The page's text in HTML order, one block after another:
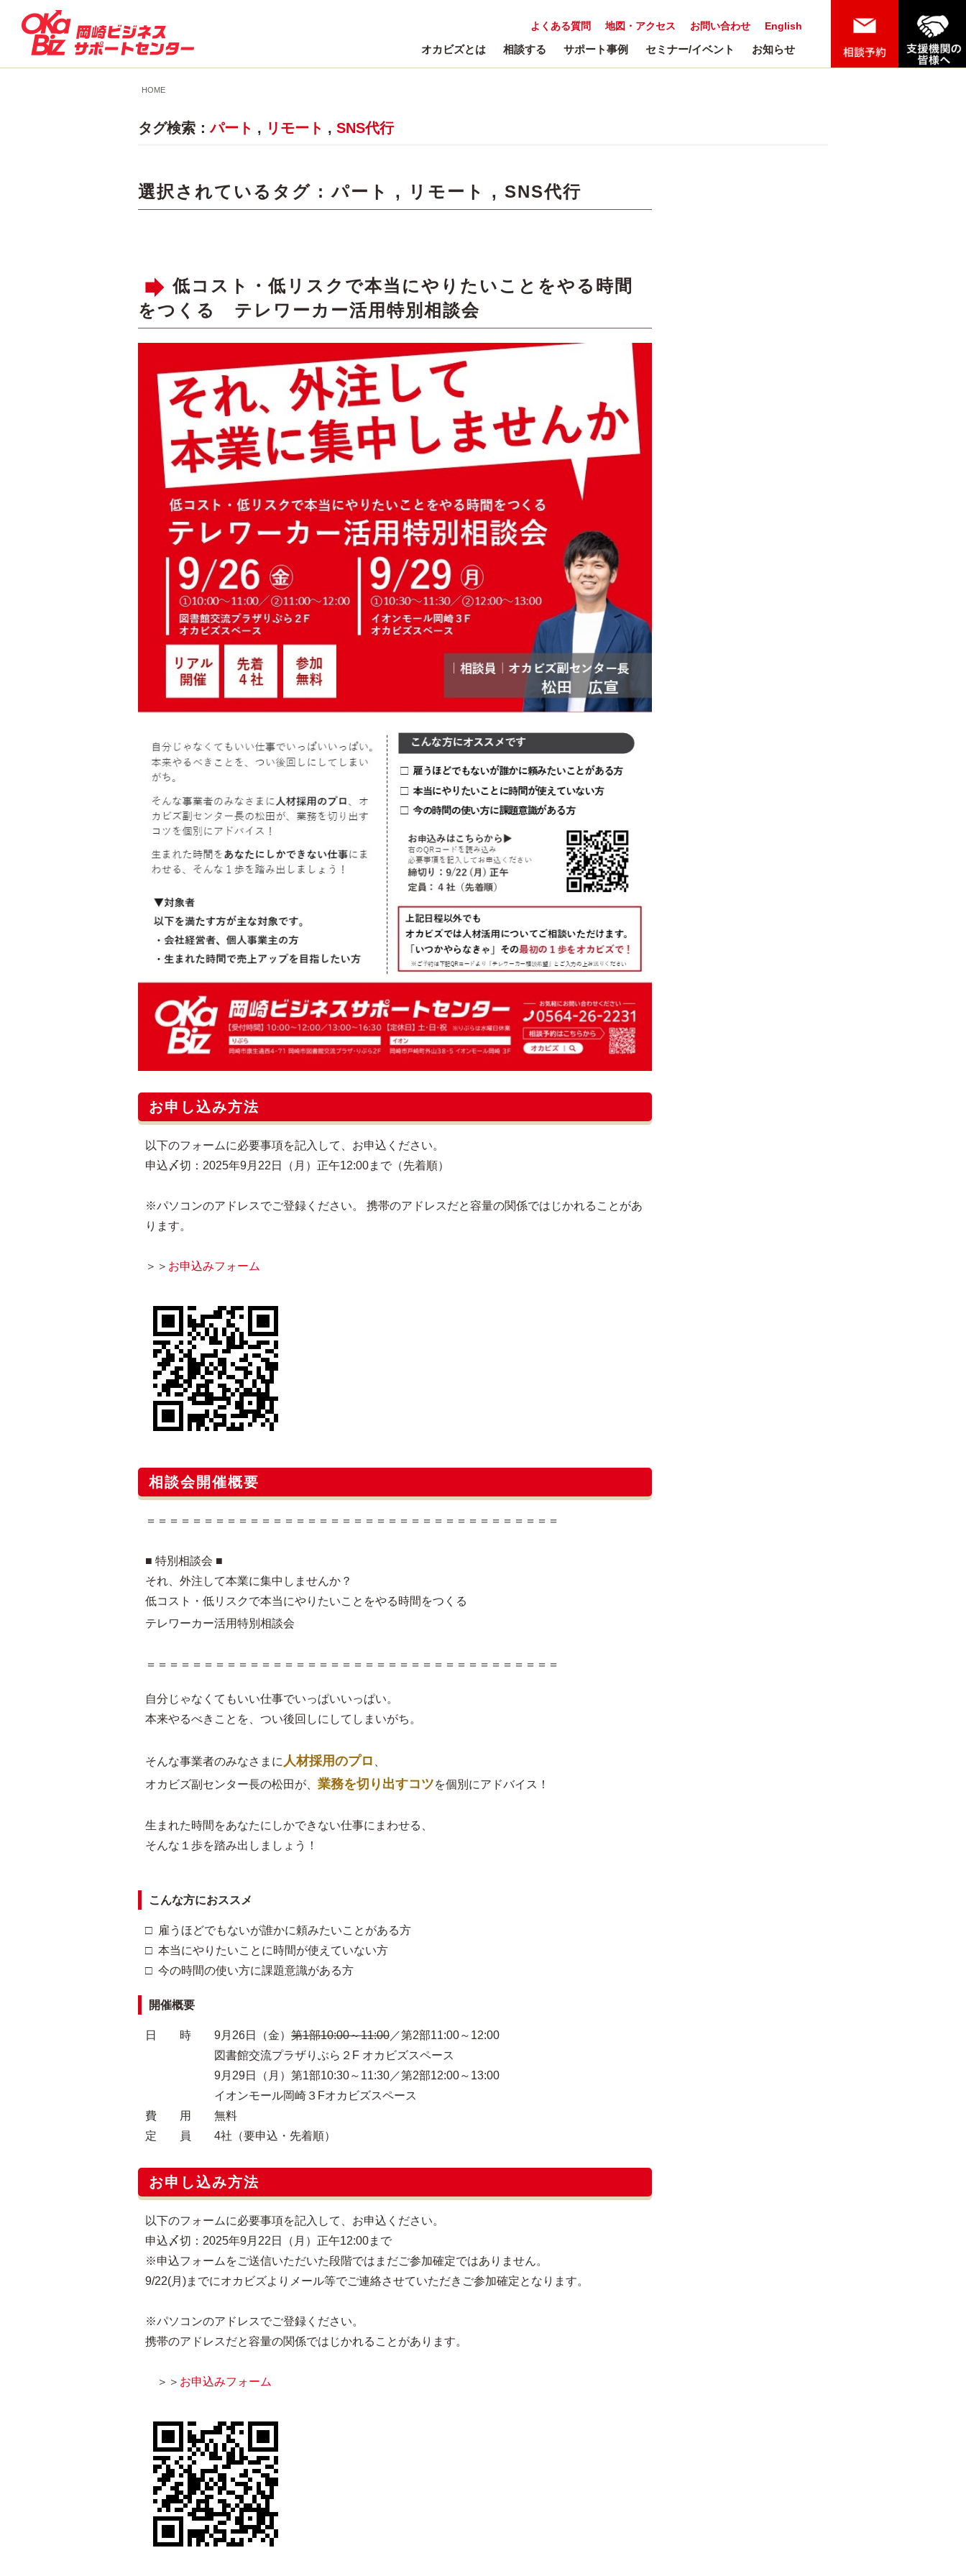
English
お問い合わせ
地図・アクセス
よくある質問
オカビズとは 相談する サポート事例 セミナー/イベント お知らせ
HOME
タグ検索：パート , リモート , SNS代行
選択されているタグ :パート , リモート , SNS代行
低コスト・低リスクで本当にやりたいことをやる時間
をつくる テレワーカー活用特別相談会
お申し込み方法
以下のフォームに必要事項を記入して、お申込ください。
申込〆切：2025年9月22日（月）正午12:00まで（先着順）
※パソコンのアドレスでご登録ください。 携帯のアドレスだと容量の関係ではじかれることがあ
ります。
＞＞ お申込みフォーム​
相談会開催概要
＝＝＝＝＝＝＝＝＝＝＝＝＝＝＝＝＝＝＝＝＝＝＝＝＝＝＝＝＝＝＝＝＝＝＝＝
■ 特別相談会 ■
それ、外注して本業に集中しませんか？
低コスト・低リスクで本当にやりたいことをやる時間をつくる
テレワーカー活用特別相談会
＝＝＝＝＝＝＝＝＝＝＝＝＝＝＝＝＝＝＝＝＝＝＝＝＝＝＝＝＝＝＝＝＝＝＝＝
自分じゃなくてもいい仕事でいっぱいいっぱい。
本来やるべきことを、つい後回しにしてしまいがち。
そんな事業者のみなさまに 人材採用のプロ
オカビズ副センター長の松田が、 業務を切り出すコツを個別にアドバイス！
生まれた時間をあなたにしかできない仕事にまわせる、
そんな１歩を踏み出しましょう！
こんな方におススメ
□ 雇うほどでもないが誰かに頼みたいことがある方
□ 本当にやりたいことに時間が使えていない方
□ 今の時間の使い方に課題意識がある方
開催概要
日 時 9月26日（金） 第1部10:00～11:00 ／第2部11:00～12:00
図書館交流プラザりぶら２F オカビズスペース
9月29日（月）第1部10:30～11:30／第2部12:00～13:00
イオンモール岡崎３Fオカビズスペース
費 用 無料
定 員 4社（要申込・先着順）
お申し込み方法
以下のフォームに必要事項を記入して、お申込ください。
申込〆切：2025年9月22日（月）正午12:00まで
※申込フォームをご送信いただいた段階ではまだご参加確定ではありません。
9/22(月)までにオカビズよりメール等でご連絡させていただきご参加確定となります。
※パソコンのアドレスでご登録ください。
携帯のアドレスだと容量の関係ではじかれることがあります。
＞＞ お申込みフォーム